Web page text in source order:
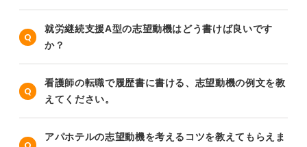
就労継続支援A型の志望動機はどう書けば良いです
か？
看護師の転職で履歴書に書ける、志望動機の例文を教
えてください。
アパホテルの志望動機を考えるコツを教えてもらえま